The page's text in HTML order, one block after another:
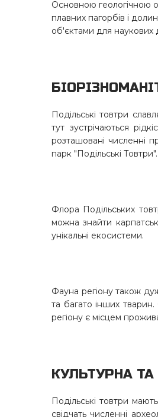
Основною геологічною
плавних пагорбів і
об'єктами для наукових
Подільські товтри
тут зустрічаються
розташовані численні
парк "Подільські Товтри".
Флора Подільських
можна знайти
унікальні екосистеми.
Фауна регіону також
та багато інших
регіону є місцем
КУЛЬТУРНА
Подільські товтри
свідчать численні